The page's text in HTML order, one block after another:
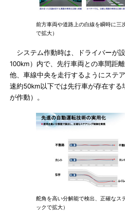
前方車両や道路上の白線を瞬時に三
で拡大）
システム作動時は、ドライバーが
100km）内で、先行車両との車間距
他、車線中央を走行するようにステ
速約50km以下では先行車が存在する
が作動）。
舵角を高い分解能で検出、正確なス
ックで拡大）